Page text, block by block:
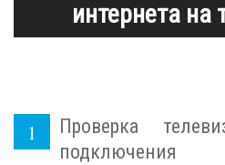
интернета на
Проверка
подключения